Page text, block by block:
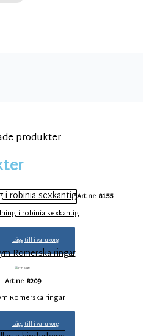
produkter
Art.nr: 8155
i robinia sexkantig
Lägg till i varukorg
Art.nr: 8209
Romerska ringar
Lägg till i varukorg